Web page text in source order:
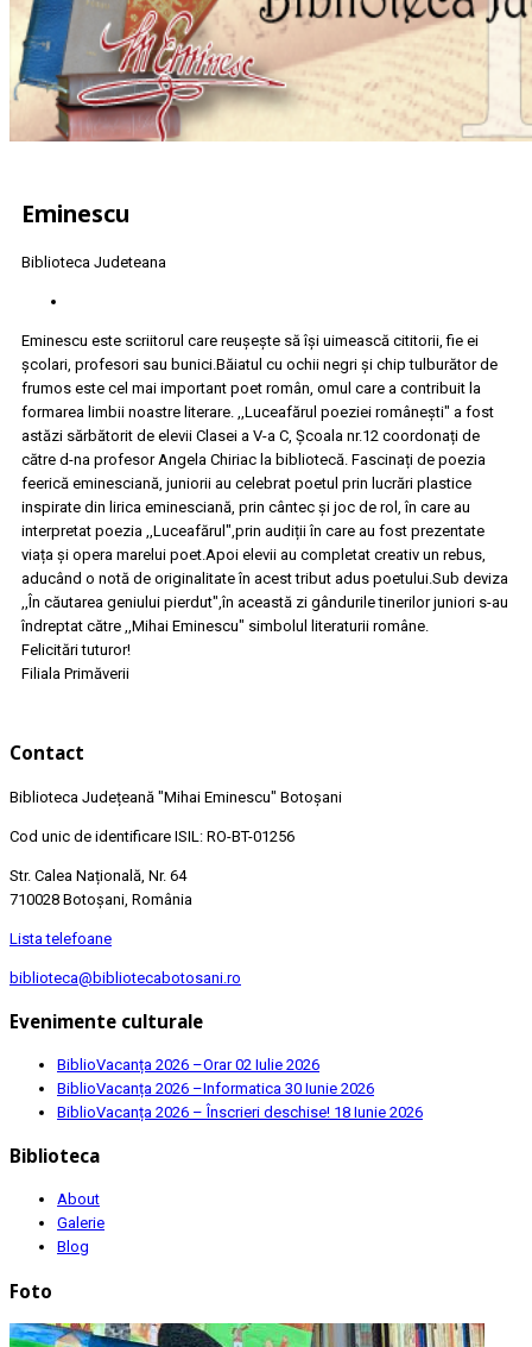
Eminescu
Biblioteca Judeteana
Eminescu este scriitorul care reușește să își uimească cititorii, fie ei
școlari, profesori sau bunici.Băiatul cu ochii negri și chip tulburător de
frumos este cel mai important poet român, omul care a contribuit la
formarea limbii noastre literare. ,,Luceafărul poeziei românești" a fost
astăzi sărbătorit de elevii Clasei a V-a C, Școala nr.12 coordonați de
către d-na profesor Angela Chiriac la bibliotecă. Fascinați de poezia
feerică eminesciană, juniorii au celebrat poetul prin lucrări plastice
inspirate din lirica eminesciană, prin cântec și joc de rol, în care au
interpretat poezia ,,Luceafărul",prin audiții în care au fost prezentate
viața și opera marelui poet.Apoi elevii au completat creativ un rebus,
aducând o notă de originalitate în acest tribut adus poetului.Sub deviza
,,În căutarea geniului pierdut",în această zi gândurile tinerilor juniori s-au
îndreptat către ,,Mihai Eminescu" simbolul literaturii române.
Felicitări tuturor!
Filiala Primăverii
Contact
Biblioteca Județeană "Mihai Eminescu" Botoșani
Cod unic de identificare ISIL: RO-BT-01256
Str. Calea Națională, Nr. 64
710028 Botoșani, România
Lista telefoane
biblioteca@bibliotecabotosani.ro
Evenimente culturale
BiblioVacanța 2026 –Orar02 Iulie 2026
BiblioVacanța 2026 –Informatica 30 Iunie 2026
BiblioVacanța 2026 – Înscrieri deschise! 18 Iunie 2026
Biblioteca
About
Galerie
Blog
Foto